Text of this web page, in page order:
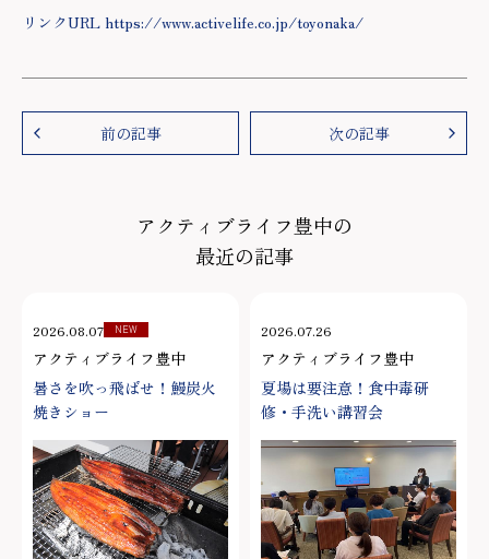
リンクURL https://www.activelife.co.jp/toyonaka/
前の記事 次の記事
アクティブライフ豊中の
最近の記事
2026.08.07 NEW
アクティブライフ豊中
暑さを吹っ飛ばせ！鰻炭火
焼きショー
2026.07.26
アクティブライフ豊中
夏場は要注意！食中毒研
修・手洗い講習会